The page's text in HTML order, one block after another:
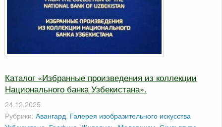
Каталог «Избранные произведения из коллекции
Национального банка Узбекистана».
24.12.2025
Рубрики: Авангард, Галерея изобразительного искусства